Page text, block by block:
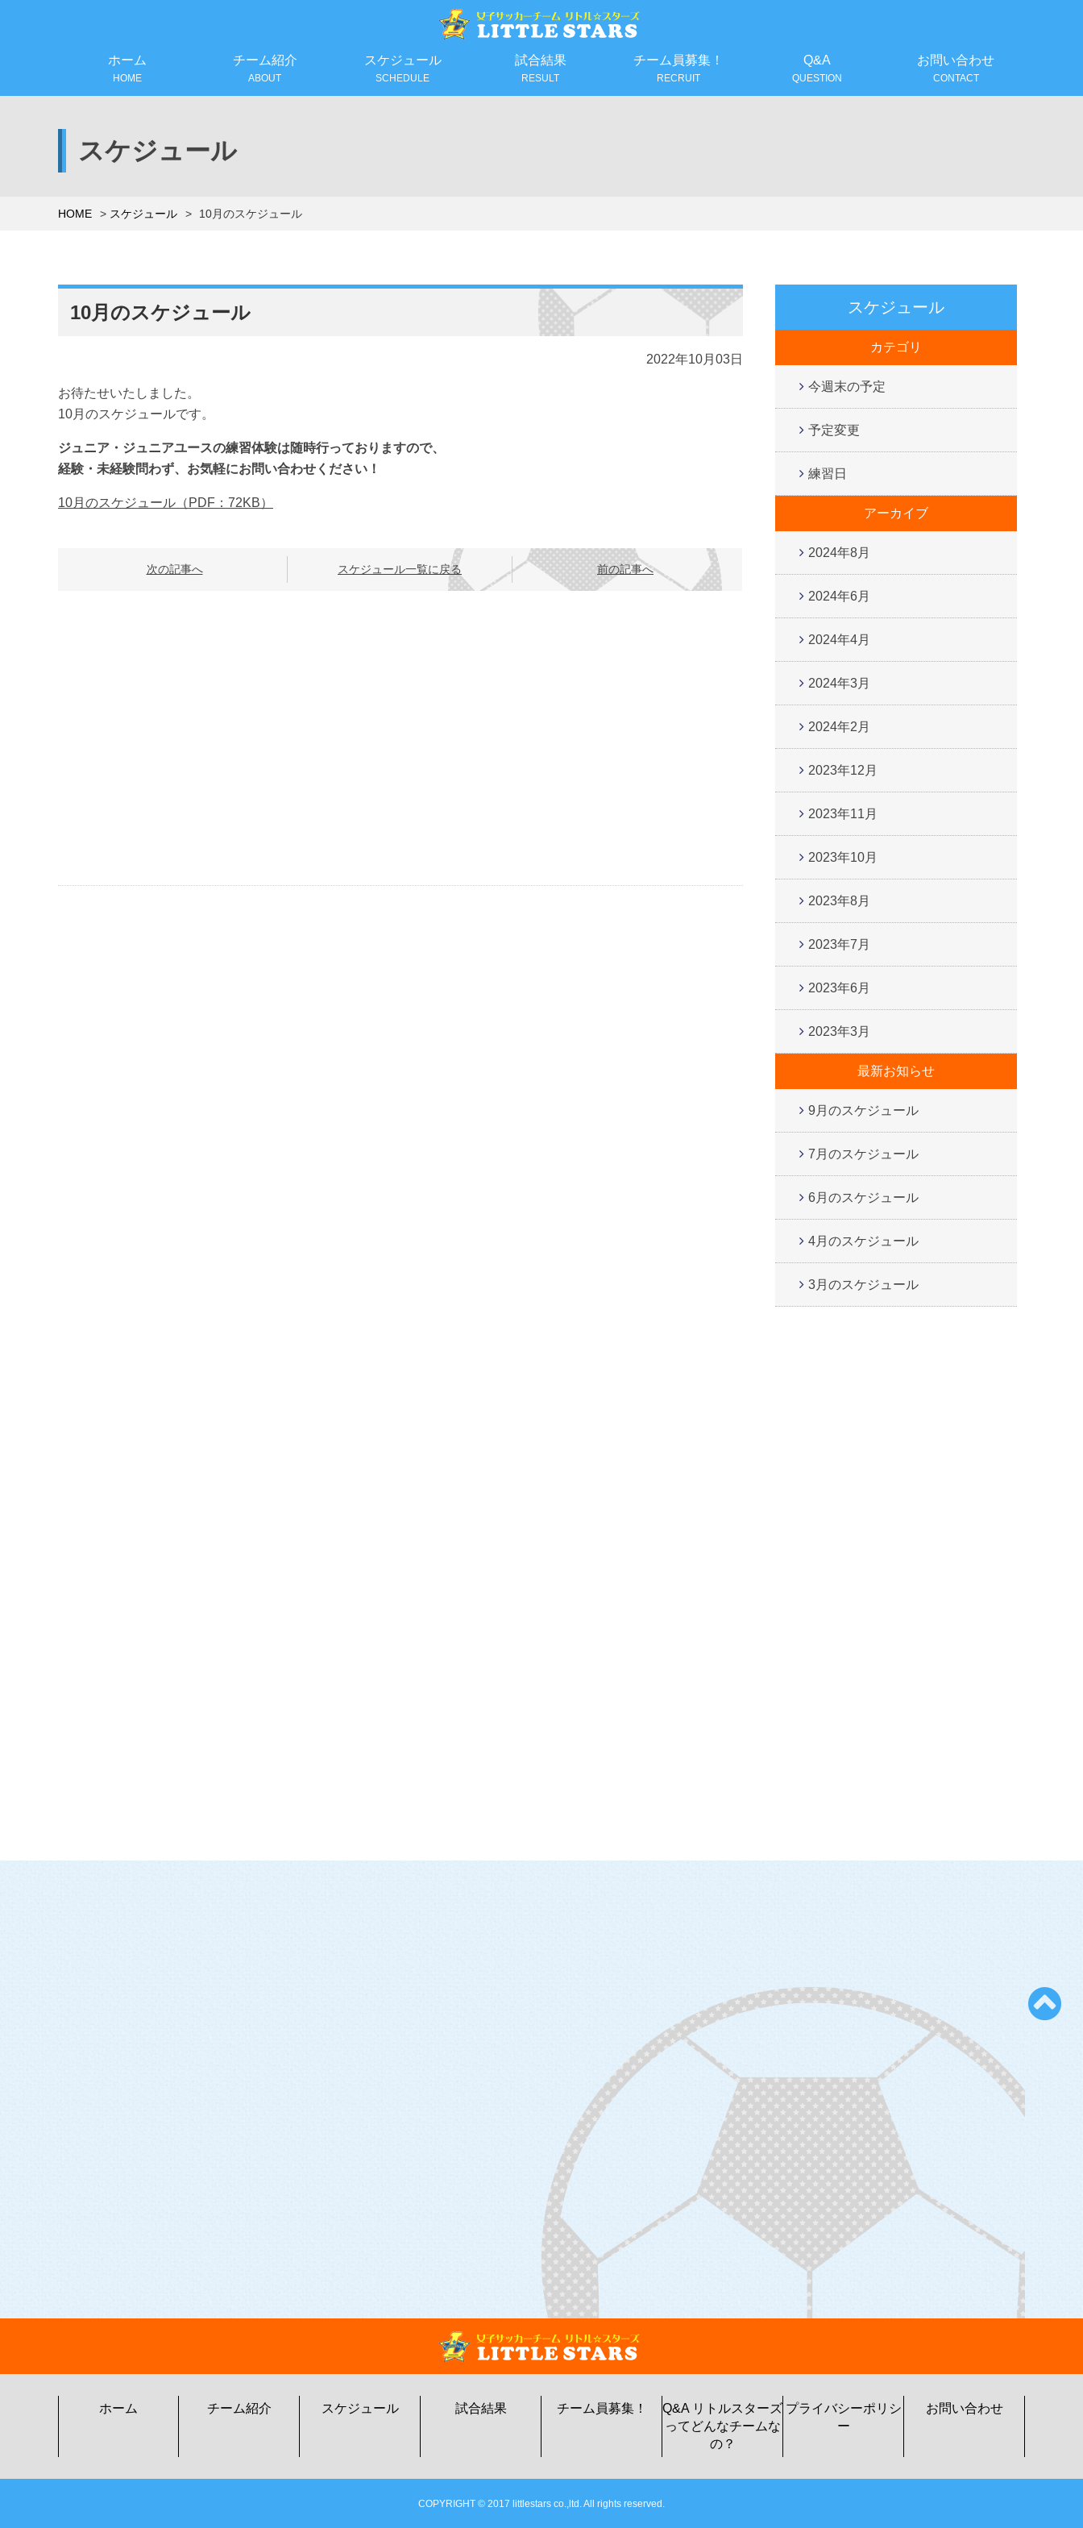
ホーム
HOME
チーム紹介
ABOUT
スケジュール
SCHEDULE
試合結果
RESULT
チーム員募集！
RECRUIT
Q&A
QUESTION
お問い合わせ
CONTACT
スケジュール
HOME スケジュール 10月のスケジュール
10月のスケジュール
2022年10月03日
お待たせいたしました。
10月のスケジュールです。
ジュニア・ジュニアユースの練習体験は随時行っておりますので、
経験・未経験問わず、お気軽にお問い合わせください！
10月のスケジュール（PDF：72KB）
次の記事へ スケジュール一覧に戻る 前の記事へ
スケジュール
カテゴリ
今週末の予定
予定変更
練習日
アーカイブ
2024年8月
2024年6月
2024年4月
2024年3月
2024年2月
2023年12月
2023年11月
2023年10月
2023年8月
2023年7月
2023年6月
2023年3月
最新お知らせ
9月のスケジュール
7月のスケジュール
6月のスケジュール
4月のスケジュール
3月のスケジュール
ホーム チーム紹介 スケジュール 試合結果 チーム員募集！
Q&A リトルスターズ
ってどんなチームな
の？
プライバシーポリシ
ー
お問い合わせ
COPYRIGHT © 2017 littlestars co.,ltd. All rights reserved.